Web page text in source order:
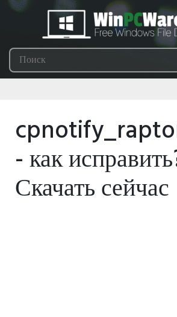
- как
Скачать сейчас